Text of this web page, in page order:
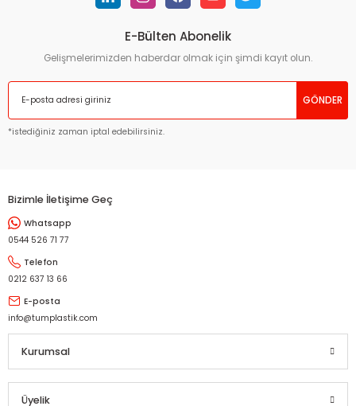
E-Bülten Abonelik
Gelişmelerimizden haberdar olmak için şimdi kayıt olun.
GÖNDER
*istediğiniz zaman iptal edebilirsiniz.
Bizimle İletişime Geç
Whatsapp
0544 526 71 77
Telefon
0212 637 13 66
E-posta
info@tumplastik.com
Kurumsal
Üyelik